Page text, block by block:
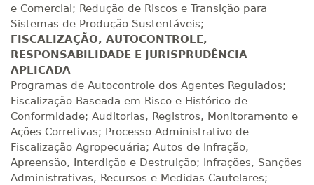
e Comercial; Redução de Riscos e Transição para
Sistemas de Produção Sustentáveis;
FISCALIZAÇÃO, AUTOCONTROLE,
RESPONSABILIDADE E JURISPRUDÊNCIA
APLICADA
Programas de Autocontrole dos Agentes Regulados;
Fiscalização Baseada em Risco e Histórico de
Conformidade; Auditorias, Registros, Monitoramento e
Ações Corretivas; Processo Administrativo de
Fiscalização Agropecuária; Autos de Infração,
Apreensão, Interdição e Destruição; Infrações, Sanções
Administrativas, Recursos e Medidas Cautelares;